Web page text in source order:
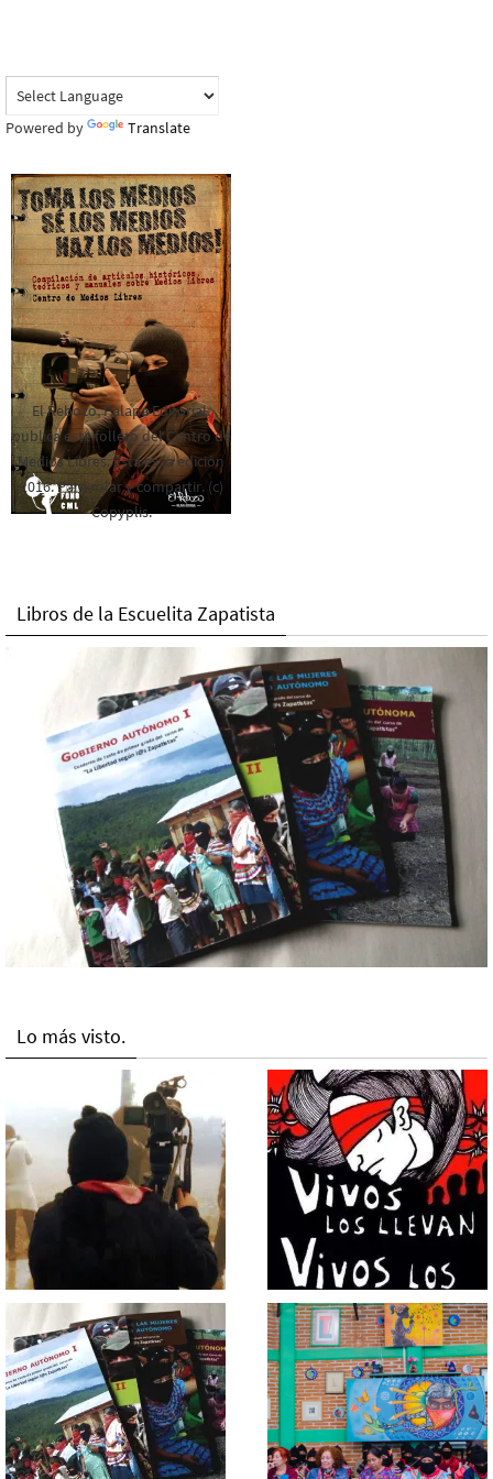
Powered by Translate
El Rebozo, Palapa Editorial,
publica este folleto del Centro de
Medios Libres. Esta es la edición
2016. Para rolar y compartir. (c)
Copyplis.
Libros de la Escuelita Zapatista
Lo más visto.